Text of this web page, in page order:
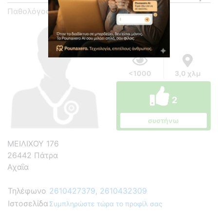
Παθολόγος
<1000 3,0 χλμ
2
συστήνω
ΜΕΙΛΙΧΟΥ 176
26442 Πάτρα
Αχαΐα
Τηλέφωνο 2610427379, 2610432309
Ιστοσελίδα Συμπληρώστε τώρα το προφίλ σας